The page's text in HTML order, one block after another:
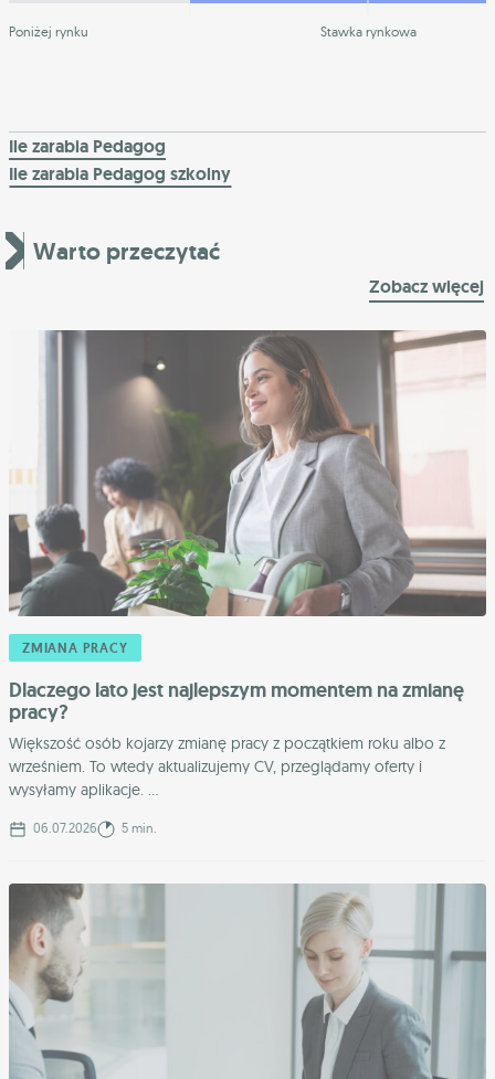
Poniżej rynku Stawka rynkowa
Ile zarabia Pedagog
Ile zarabia Pedagog szkolny
Warto przeczytać
Zobacz więcej
ZMIANA PRACY
Dlaczego lato jest najlepszym momentem na zmianę
pracy?
Większość osób kojarzy zmianę pracy z początkiem roku albo z
wrześniem. To wtedy aktualizujemy CV, przeglądamy oferty i
wysyłamy aplikacje. ...
06.07.2026 5 min.